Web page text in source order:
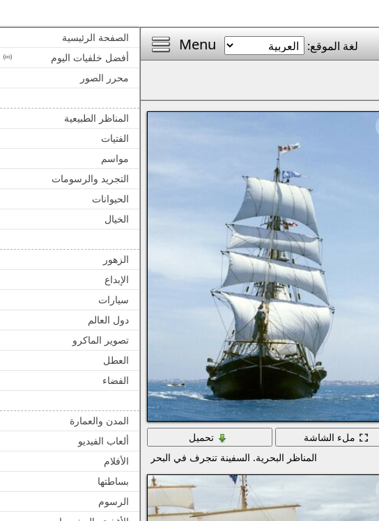
الصفحة الرئيسية
أفضل خلفيات اليوم
محرر الصور
المناظر الطبيعية
الفتيات
مواسم
التجريد والرسومات
الحيوانات
الخيال
الزهور
الإبداع
سيارات
دول العالم
تصوير الماكرو
العطل
الفضاء
المدن والعمارة
ألعاب الفيديو
الأفلام
بساطتها
الرسوم
Menu لغة الموقع:
ملء الشاشة
تحميل
المناظر البحرية. السفينة تنجرف في البحر